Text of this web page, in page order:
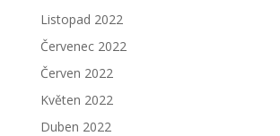
Listopad 2022
Červenec 2022
Červen 2022
Květen 2022
Duben 2022